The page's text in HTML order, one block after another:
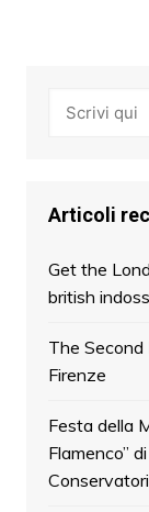
Articoli
Get the
british
The
Firenze
Festa della
Flamenco”